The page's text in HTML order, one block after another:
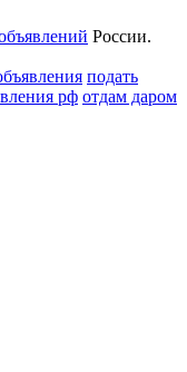
России.
подать
рф отдам даром